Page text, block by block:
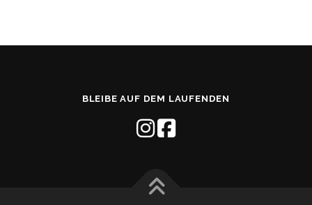
BLEIBE AUF DEM LAUFENDEN